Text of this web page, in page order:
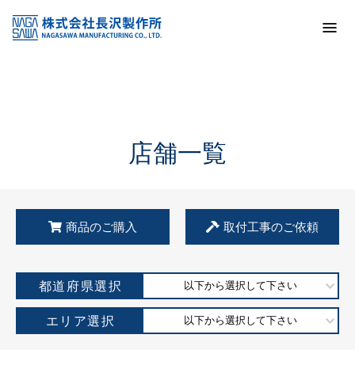
KSS加盟店・取扱店情報
店舗一覧
店舗一覧
商品のご購入 取付工事のご依頼
都道府県選択 以下から選択して下さい
エリア選択 以下から選択して下さい